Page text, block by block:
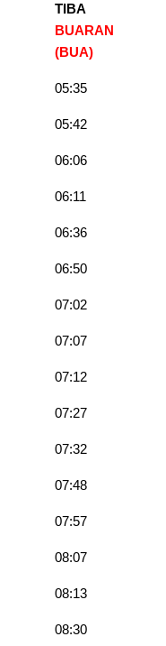
TIBA
BUARAN
(BUA)
05:35
05:42
06:06
06:11
06:36
06:50
07:02
07:07
07:12
07:27
07:32
07:48
07:57
08:07
08:13
08:30